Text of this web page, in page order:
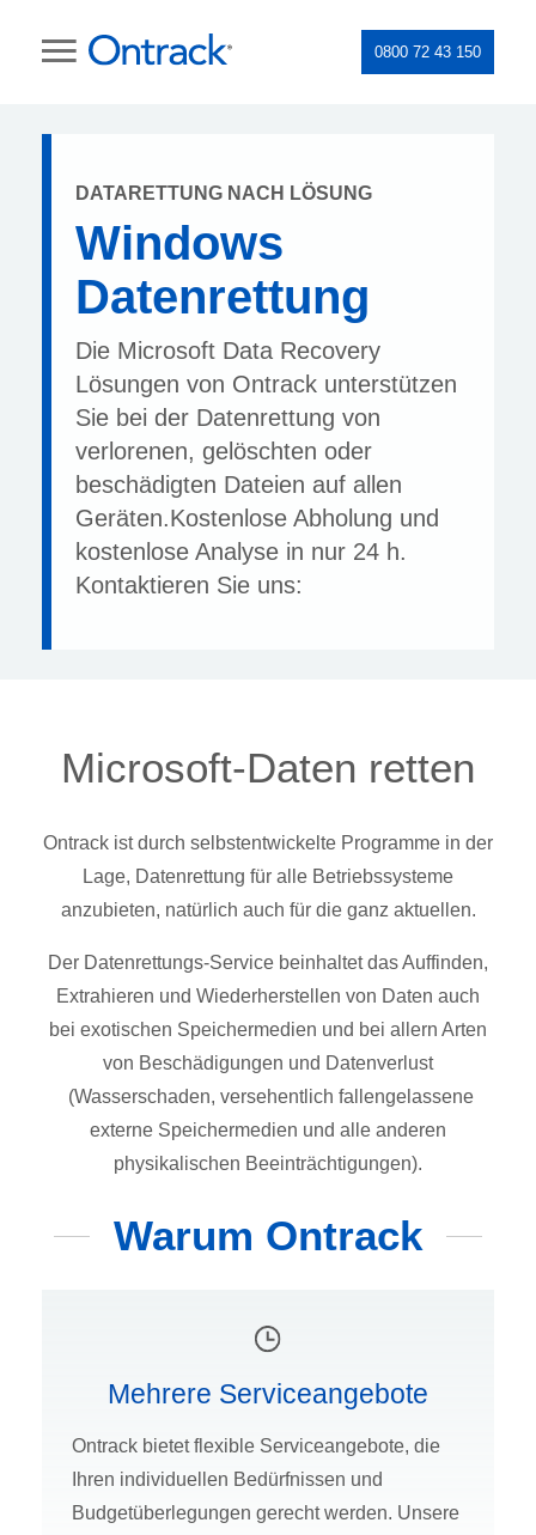
0800 72 43 150
DATARETTUNG NACH LÖSUNG
Windows
Datenrettung
Die Microsoft Data Recovery
Lösungen von Ontrack unterstützen
Sie bei der Datenrettung von
verlorenen, gelöschten oder
beschädigten Dateien auf allen
Geräten.Kostenlose Abholung und
kostenlose Analyse in nur 24 h.
Kontaktieren Sie uns:
Microsoft-Daten retten
Ontrack ist durch selbstentwickelte Programme in der
Lage, Datenrettung für alle Betriebssysteme
anzubieten, natürlich auch für die ganz aktuellen.
Der Datenrettungs-Service beinhaltet das Auffinden,
Extrahieren und Wiederherstellen von Daten auch
bei exotischen Speichermedien und bei allern Arten
von Beschädigungen und Datenverlust
(Wasserschaden, versehentlich fallengelassene
externe Speichermedien und alle anderen
physikalischen Beeinträchtigungen).
Warum Ontrack
Mehrere Serviceangebote
Ontrack bietet flexible Serviceangebote, die
Ihren individuellen Bedürfnissen und
Budgetüberlegungen gerecht werden. Unsere